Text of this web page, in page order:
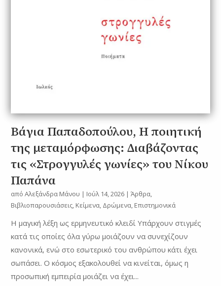
Βάγια Παπαδοπούλου, Η ποιητική
της μεταμόρφωσης: Διαβάζοντας
τις «Στρογγυλές γωνίες» του Nίκου
Παπάνα
απόΑλεξάνδρα Μάνου | Ιούλ 14, 2026 |Άρθρα,
Βιβλιοπαρουσιάσεις, Κείμενα, Δρώμενα, Επιστημονικά
Η μαγική λέξη ως ερμηνευτικό κλειδί Υπάρχουν στιγμές
κατά τις οποίες όλα γύρω μοιάζουν να συνεχίζουν
κανονικά, ενώ στο εσωτερικό του ανθρώπου κάτι έχει
σωπάσει. Ο κόσμος εξακολουθεί να κινείται, όμως η
προσωπική εμπειρία μοιάζει να έχει...